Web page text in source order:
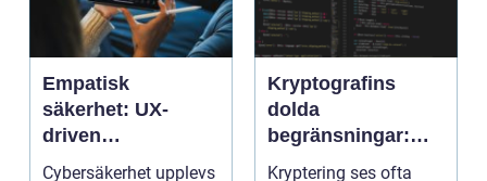
Empatisk
säkerhet: UX-
driven
cybersäkerhet för
Cybersäkerhet upplevs
Kryptografins
dolda
begränsningar:
När säker kod kan
Kryptering ses ofta